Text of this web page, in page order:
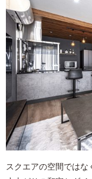
スクエアの空間では